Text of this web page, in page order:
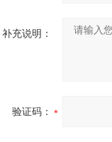
补充说明：
验证码：